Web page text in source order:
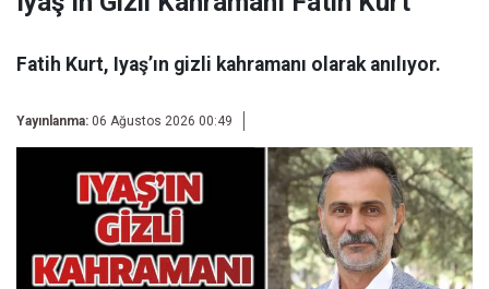
Fatih Kurt, Iyaş’ın gizli kahramanı olarak anılıyor.
Yayınlanma: 06 Ağustos 2026 00:49